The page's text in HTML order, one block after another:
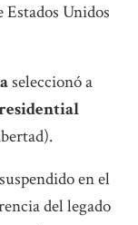
Unidos
seleccionó a
en el
del legado